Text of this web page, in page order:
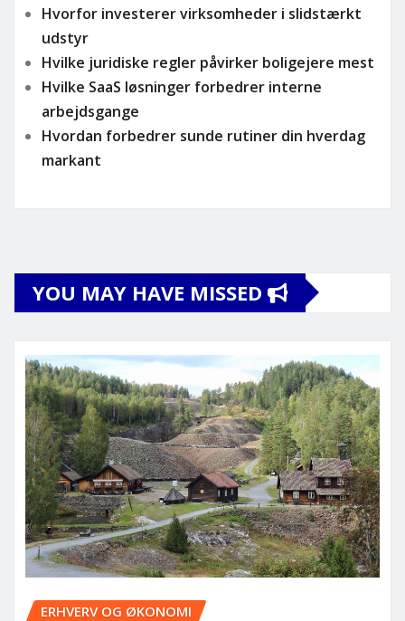
Hvorfor investerer virksomheder i slidstærkt
udstyr
Hvilke juridiske regler påvirker boligejere mest
Hvilke SaaS løsninger forbedrer interne
arbejdsgange
Hvordan forbedrer sunde rutiner din hverdag
markant
YOU MAY HAVE MISSED
ERHVERV OG ØKONOMI